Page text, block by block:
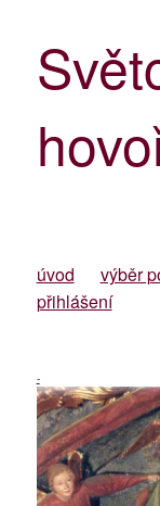
úvod výběr
přihlášení
-